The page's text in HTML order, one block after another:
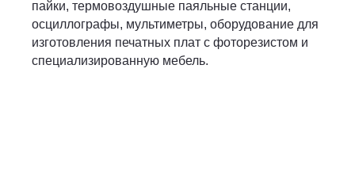
пайки, термовоздушные паяльные станции,
осциллографы, мультиметры, оборудование для
изготовления печатных плат с фоторезистом и
специализированную мебель.